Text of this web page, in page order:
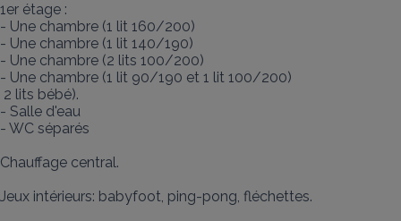
1er étage :
- Une chambre (1 lit 160/200)
- Une chambre (1 lit 140/190)
- Une chambre (2 lits 100/200)
- Une chambre (1 lit 90/190 et 1 lit 100/200)
- Salle d'eau
- WC séparés
Chauffage central.
Jeux intérieurs: babyfoot, ping-pong, fléchettes.